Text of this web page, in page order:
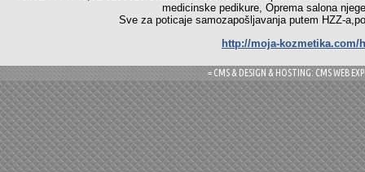
medicinske pedikure, Oprema salona
Sve za poticaje samozapošljavanja putem HZZ-
http://moja-kozmetika.com/
= CMS & DESIGN & HOSTING: CMS WEB